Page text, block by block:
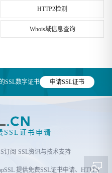
HTTP2检测
Whois域信息查询
SSL数字证书 申请SSL证书
SSL证书申请
订阅 SSL资讯与技术支持
提供免费SSL证书申请、HTTPS